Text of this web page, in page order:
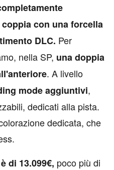
con una forcella
DLC. Per
nella SP, una doppia
. A livello
mode aggiuntivi,
dedicati alla pista.
dedicata, che
di 13.099€, poco più di